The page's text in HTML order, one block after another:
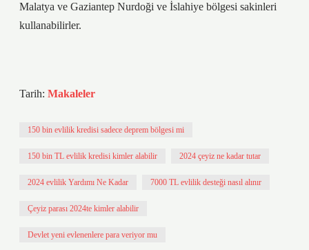
Malatya ve Gaziantep Nurdoği ve İslahiye bölgesi sakinleri
kullanabilirler.
Tarih: Makaleler
150 bin evlilik kredisi sadece deprem bölgesi mi
150 bin TL evlilik kredisi kimler alabilir 2024 çeyiz ne kadar tutar
2024 evlilik Yardımı Ne Kadar 7000 TL evlilik desteği nasıl alınır
Çeyiz parası 2024te kimler alabilir
Devlet yeni evlenenlere para veriyor mu